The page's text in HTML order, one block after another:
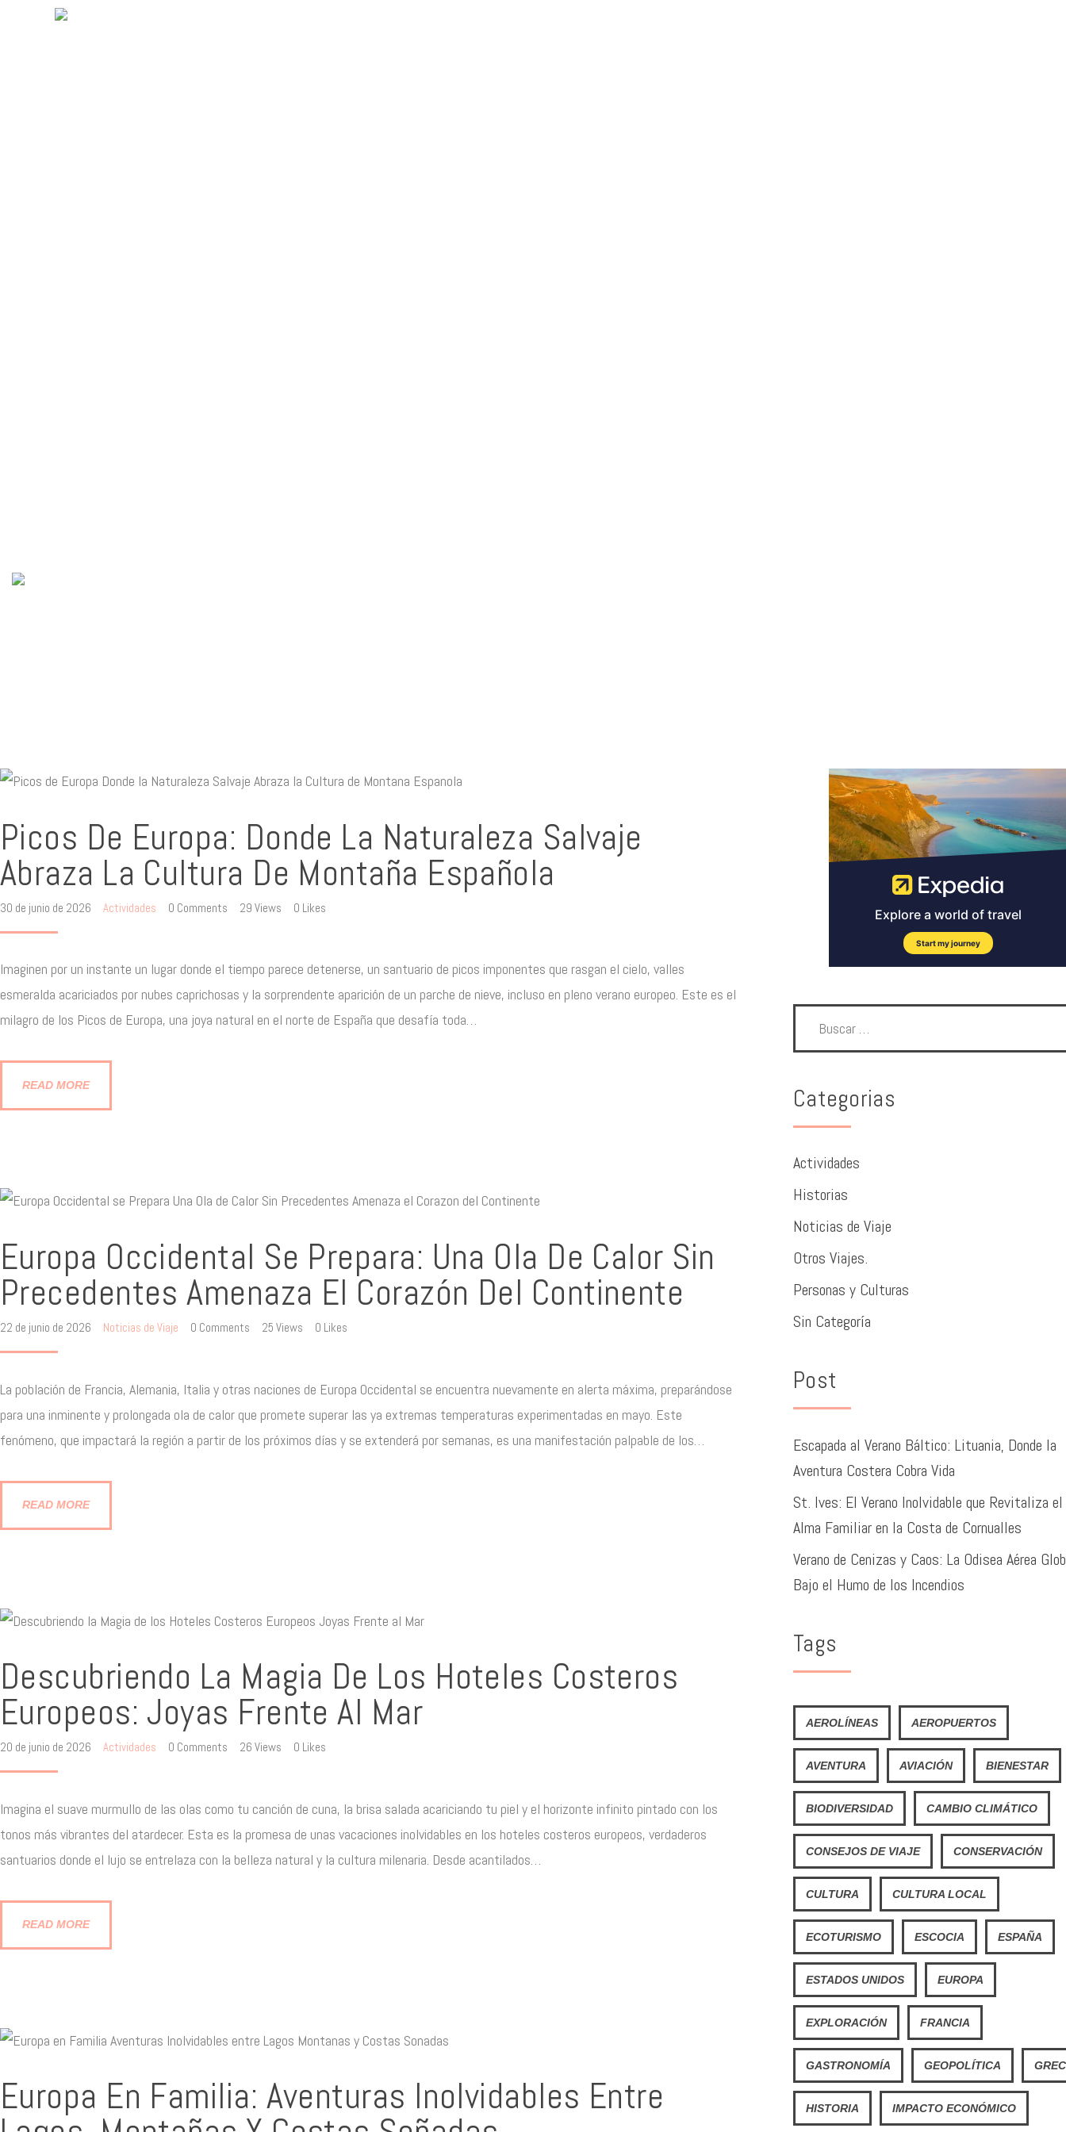
Picos De Europa: Donde La Naturaleza Salvaje
Abraza La Cultura De Montaña Española
30 de junio de 2026 Actividades 0 Comments 29 Views 0 Likes
Imaginen por un instante un lugar donde el tiempo parece detenerse, un santuario de picos imponentes que rasgan el cielo, valles
esmeralda acariciados por nubes caprichosas y la sorprendente aparición de un parche de nieve, incluso en pleno verano europeo. Este es el
milagro de los Picos de Europa, una joya natural en el norte de España que desafía toda…
READ MORE
Europa Occidental Se Prepara: Una Ola De Calor Sin
Precedentes Amenaza El Corazón Del Continente
22 de junio de 2026 Noticias de Viaje 0 Comments 25 Views 0 Likes
La población de Francia, Alemania, Italia y otras naciones de Europa Occidental se encuentra nuevamente en alerta máxima, preparándose
para una inminente y prolongada ola de calor que promete superar las ya extremas temperaturas experimentadas en mayo. Este
fenómeno, que impactará la región a partir de los próximos días y se extenderá por semanas, es una manifestación palpable de los…
READ MORE
Descubriendo La Magia De Los Hoteles Costeros
Europeos: Joyas Frente Al Mar
20 de junio de 2026 Actividades 0 Comments 26 Views 0 Likes
Imagina el suave murmullo de las olas como tu canción de cuna, la brisa salada acariciando tu piel y el horizonte infinito pintado con los
tonos más vibrantes del atardecer. Esta es la promesa de unas vacaciones inolvidables en los hoteles costeros europeos, verdaderos
santuarios donde el lujo se entrelaza con la belleza natural y la cultura milenaria. Desde acantilados…
READ MORE
Europa En Familia: Aventuras Inolvidables Entre
Categorias
Actividades
Historias
Noticias de Viaje
Otros Viajes.
Personas y Culturas
Sin Categoría
Post
Escapada al Verano Báltico: Lituania, Donde la
Aventura Costera Cobra Vida
St. Ives: El Verano Inolvidable que Revitaliza el
Alma Familiar en la Costa de Cornualles
Verano de Cenizas y Caos: La Odisea Aérea
Bajo el Humo de los Incendios
Tags
AEROLÍNEAS AEROPUERTOS
AVENTURA AVIACIÓN BIENESTAR
BIODIVERSIDAD CAMBIO CLIMÁTICO
CONSEJOS DE VIAJE CONSERVACIÓN
CULTURA CULTURA LOCAL
ECOTURISMO ESCOCIA ESPAÑA
ESTADOS UNIDOS EUROPA
EXPLORACIÓN FRANCIA
GASTRONOMÍA GEOPOLÍTICA
HISTORIA IMPACTO ECONÓMICO